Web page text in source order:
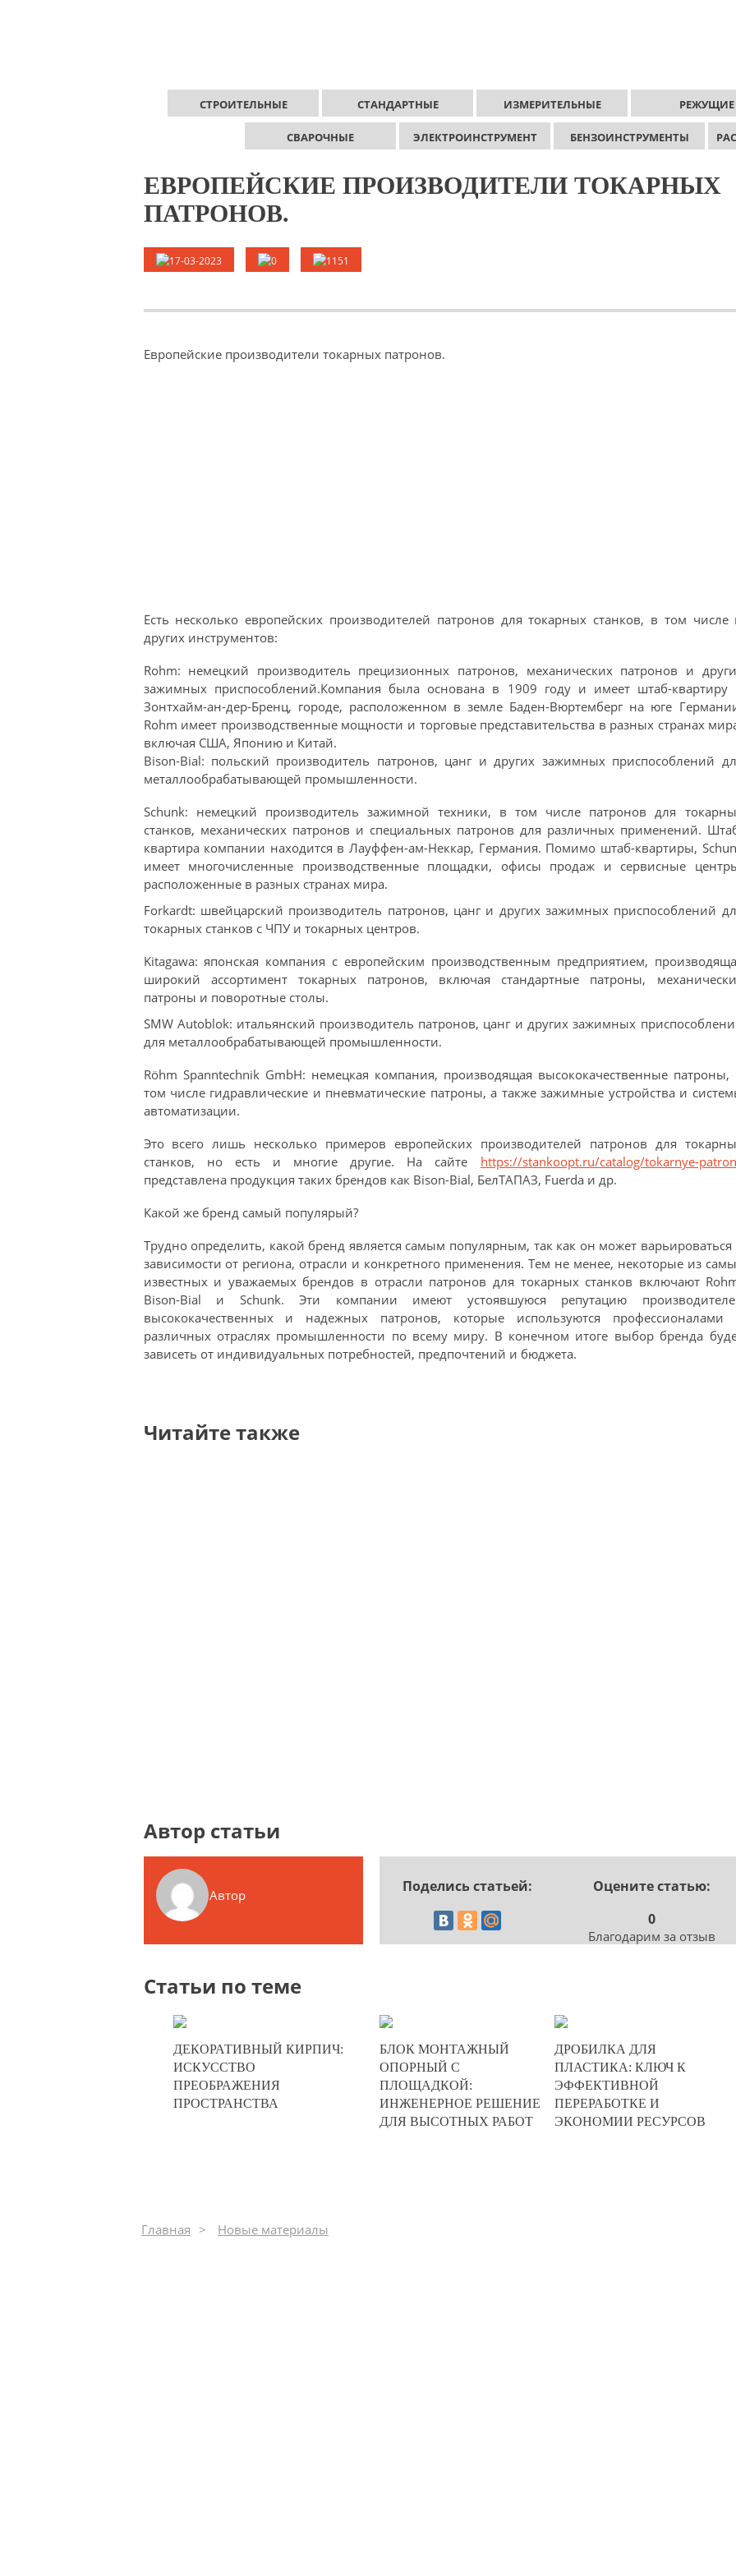
СТРОИТЕЛЬНЫЕ СТАНДАРТНЫЕ ИЗМЕРИТЕЛЬНЫЕ РЕЖУЩИЕ
СВАРОЧНЫЕ ЭЛЕКТРОИНСТРУМЕНТ БЕНЗОИНСТРУМЕНТЫ
ЕВРОПЕЙСКИЕ ПРОИЗВОДИТЕЛИ ТОКАРНЫХ
ПАТРОНОВ.
17-03-2023 0 1151
Европейские производители токарных патронов.
Есть несколько европейских производителей патронов для токарных станков, в том числе
других инструментов:
Rohm: немецкий производитель прецизионных патронов, механических патронов и
зажимных приспособлений.Компания была основана в 1909 году и имеет штаб-квартиру
Зонтхайм-ан-дер-Бренц, городе, расположенном в земле Баден-Вюртемберг на юге
Rohm имеет производственные мощности и торговые представительства в разных странах
включая США, Японию и Китай.
Bison-Bial: польский производитель патронов, цанг и других зажимных приспособлений
металлообрабатывающей промышленности.
Schunk: немецкий производитель зажимной техники, в том числе патронов для
станков, механических патронов и специальных патронов для различных применений.
квартира компании находится в Лауффен-ам-Неккар, Германия. Помимо штаб-квартиры,
имеет многочисленные производственные площадки, офисы продаж и сервисные
расположенные в разных странах мира.
Forkardt: швейцарский производитель патронов, цанг и других зажимных приспособлений
токарных станков с ЧПУ и токарных центров.
Kitagawa: японская компания с европейским производственным предприятием,
широкий ассортимент токарных патронов, включая стандартные патроны,
патроны и поворотные столы.
SMW Autoblok: итальянский производитель патронов, цанг и других зажимных
для металлообрабатывающей промышленности.
Röhm Spanntechnik GmbH: немецкая компания, производящая высококачественные патроны,
том числе гидравлические и пневматические патроны, а также зажимные устройства и
автоматизации.
Это всего лишь несколько примеров европейских производителей патронов для
станков, но есть и многие другие. На сайте https://stankoopt.ru/catalog/tokarnye-
представлена продукция таких брендов как Bison-Bial, БелТАПАЗ, Fuerda и др.
Какой же бренд самый популярый?
Трудно определить, какой бренд является самым популярным, так как он может варьироваться
зависимости от региона, отрасли и конкретного применения. Тем не менее, некоторые из
известных и уважаемых брендов в отрасли патронов для токарных станков включают
Bison-Bial и Schunk. Эти компании имеют устоявшуюся репутацию
высококачественных и надежных патронов, которые используются профессионалами
различных отраслях промышленности по всему миру. В конечном итоге выбор бренда
зависеть от индивидуальных потребностей, предпочтений и бюджета.
Читайте также
Автор статьи
Автор Поделись статьей:
Оцените статью:
0
Благодарим за отзыв
Статьи по теме
0
326
ДЕКОРАТИВНЫЙ КИРПИЧ:
ИСКУССТВО
ПРЕОБРАЖЕНИЯ
ПРОСТРАНСТВА
0
192
БЛОК МОНТАЖНЫЙ
ОПОРНЫЙ С
ПЛОЩАДКОЙ:
ИНЖЕНЕРНОЕ РЕШЕНИЕ
ДЛЯ ВЫСОТНЫХ РАБОТ
0
250
ДРОБИЛКА ДЛЯ
ПЛАСТИКА: КЛЮЧ К
ЭФФЕКТИВНОЙ
ПЕРЕРАБОТКЕ И
ЭКОНОМИИ РЕСУРСОВ
Главная Новые материалы